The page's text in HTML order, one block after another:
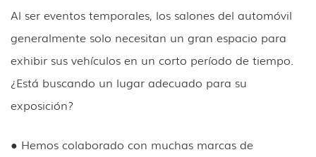
Al ser eventos temporales, los salones del automóvil
generalmente solo necesitan un gran espacio para
exhibir sus vehículos en un corto período de tiempo.
¿Está buscando un lugar adecuado para su
exposición?
● Hemos colaborado con muchas marcas de